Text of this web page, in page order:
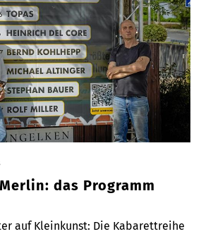
das Programm
auf Kleinkunst: Die Kabarettreihe